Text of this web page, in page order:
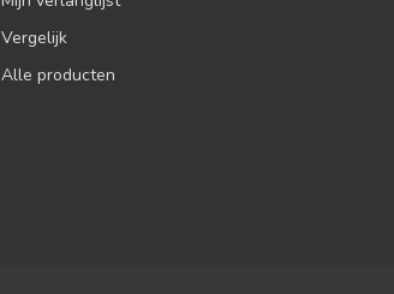
Vergelijk
Alle producten